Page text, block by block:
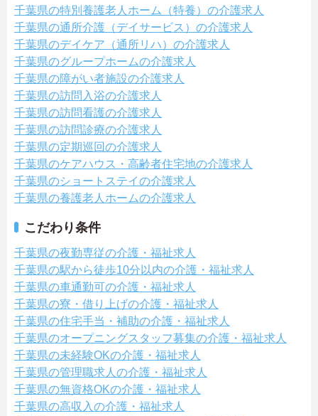
千葉県の特別養護老人ホーム（特養）の介護求人
千葉県の通所介護（デイサービス）の介護求人
千葉県のデイケア（通所リハ）の介護求人
千葉県のグループホームの介護求人
千葉県の障がい者施設の介護求人
千葉県の訪問入浴の介護求人
千葉県の訪問看護の介護求人
千葉県の訪問診療の介護求人
千葉県の定期巡回の介護求人
千葉県のケアハウス・高齢者住宅地の介護求人
千葉県のショートステイの介護求人
千葉県の養護老人ホームの介護求人
こだわり条件
千葉県の夜勤専従の介護・福祉求人
千葉県の駅から徒歩10分以内の介護・福祉求人
千葉県の車通勤可の介護・福祉求人
千葉県の寮・借り上げの介護・福祉求人
千葉県の住宅手当・補助の介護・福祉求人
千葉県のオープニングスタッフ募集の介護・福祉求人
千葉県の未経験OKの介護・福祉求人
千葉県の管理職求人の介護・福祉求人
千葉県の無資格OKの介護・福祉求人
千葉県の高収入の介護・福祉求人